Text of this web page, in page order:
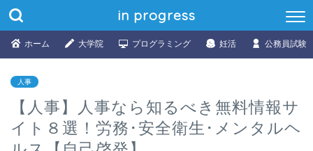
in progress
ホーム 大学院 プログラミング 妊活 公務員試験
人事
【人事】人事なら知るべき無料情報サ
イト８選！労務･安全衛生･メンタルヘ